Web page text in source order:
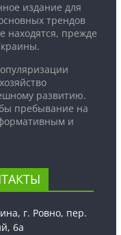
издание для
трендов
находятся, прежде
развитию.
пребывание на
и
г. Ровно, пер.
6а